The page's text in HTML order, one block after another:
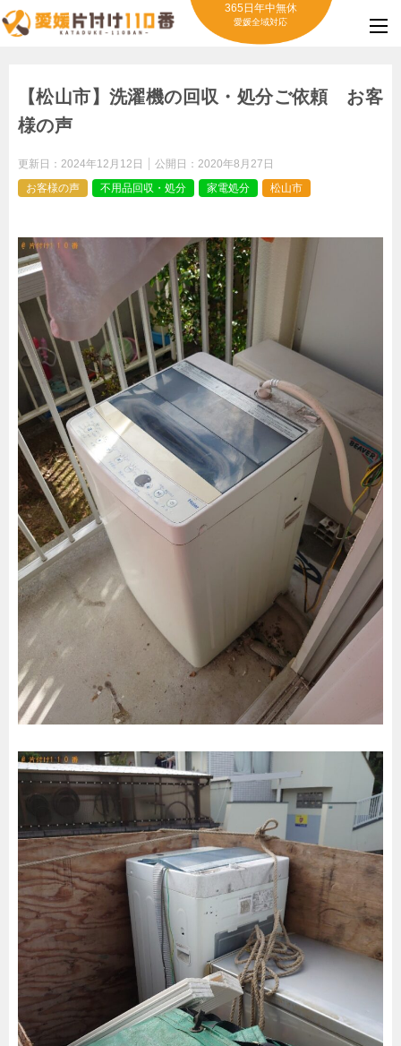
365日年中無休
愛媛全域対応
【松山市】洗濯機の回収・処分ご依頼 お客
様の声
更新日： 2024年12月12日 公開日： 2020年8月27日
お客様の声
不用品回収・処分 家電処分 松山市